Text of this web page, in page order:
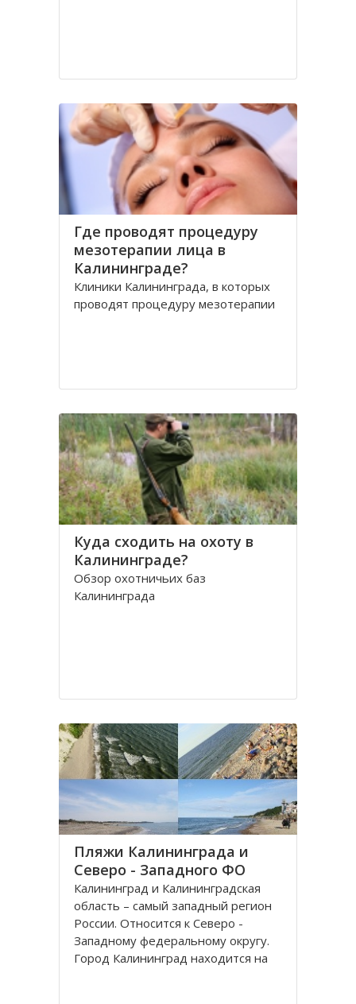
Где проводят процедуру
мезотерапии лица в
Калининграде?
Клиники Калининграда, в которых
проводят процедуру мезотерапии
Куда сходить на охоту в
Калининграде?
Обзор охотничьих баз
Калининграда
Пляжи Калининграда и
Северо - Западного ФО
Калининград и Калининградская
область – самый западный регион
России. Относится к Северо -
Западному федеральному округу.
Город Калининград находится на